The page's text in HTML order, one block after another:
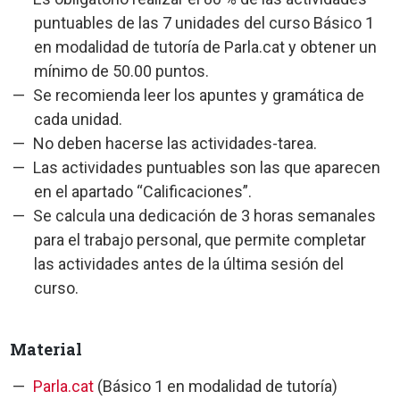
puntuables de las 7 unidades del curso Básico 1
en modalidad de tutoría de Parla.cat y obtener un
mínimo de 50.00 puntos.
Se recomienda leer los apuntes y gramática de
cada unidad.
No deben hacerse las actividades-tarea.
Las actividades puntuables son las que aparecen
en el apartado “Calificaciones”.
Se calcula una dedicación de 3 horas semanales
para el trabajo personal, que permite completar
las actividades antes de la última sesión del
curso.
Material
Parla.cat (Básico 1 en modalidad de tutoría)